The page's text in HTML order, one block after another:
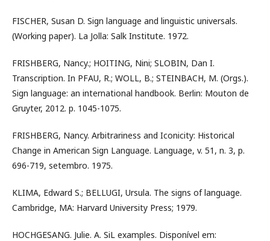
FISCHER, Susan D. Sign language and linguistic universals.
(Working paper). La Jolla: Salk Institute. 1972.
FRISHBERG, Nancy.; HOITING, Nini; SLOBIN, Dan I.
Transcription. In PFAU, R.; WOLL, B.; STEINBACH, M. (Orgs.).
Sign language: an international handbook. Berlin: Mouton de
Gruyter, 2012. p. 1045-1075.
FRISHBERG, Nancy. Arbitrariness and Iconicity: Historical
Change in American Sign Language. Language, v. 51, n. 3, p.
696-719, setembro. 1975.
KLIMA, Edward S.; BELLUGI, Ursula. The signs of language.
Cambridge, MA: Harvard University Press; 1979.
HOCHGESANG. Julie. A. SiL examples. Disponível em: